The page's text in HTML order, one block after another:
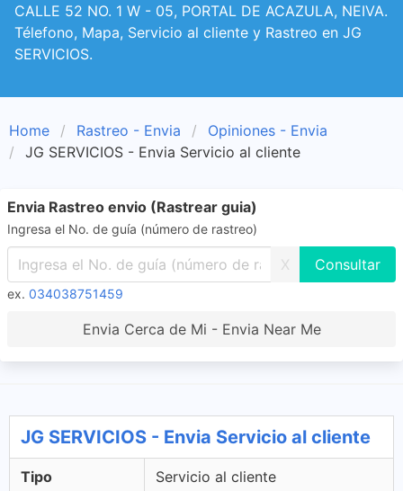
CALLE 52 NO. 1 W - 05, PORTAL DE ACAZULA, NEIVA.
Télefono, Mapa, Servicio al cliente y Rastreo en JG
SERVICIOS.
Home Rastreo - Envia
Opiniones - Envia
JG SERVICIOS - Envia Servicio al cliente
Envia Rastreo envio (Rastrear guia)
Ingresa el No. de guía (número de rastreo)
X
ex. 034038751459
Envia Cerca de Mi - Envia Near Me
JG SERVICIOS - Envia Servicio al cliente
Tipo Servicio al cliente